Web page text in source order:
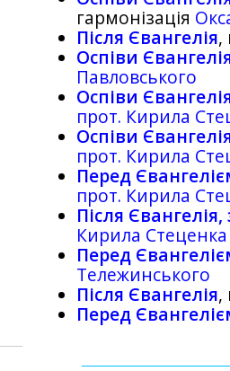
гармонізація
Після Євангелія,
Оспіви
Павловського
Оспіви
прот. Кирила
Оспіви
прот. Кирила
Перед
прот. Кирила
Після Євангелія,
Кирила Стеценка
Перед
Тележинського
Після Євангелія,
Перед